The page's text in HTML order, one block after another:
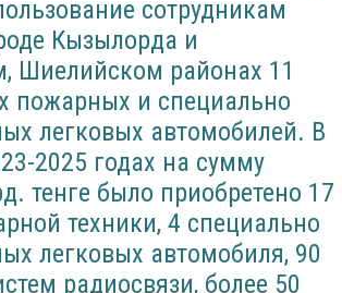
сотрудникам
Кызылорда и
Шиелийском районах 11
пожарных и специально
легковых автомобилей. В
2025 годах на сумму
тенге было приобретено 17
техники, 4 специально
легковых автомобиля, 90
радиосвязи, более 50